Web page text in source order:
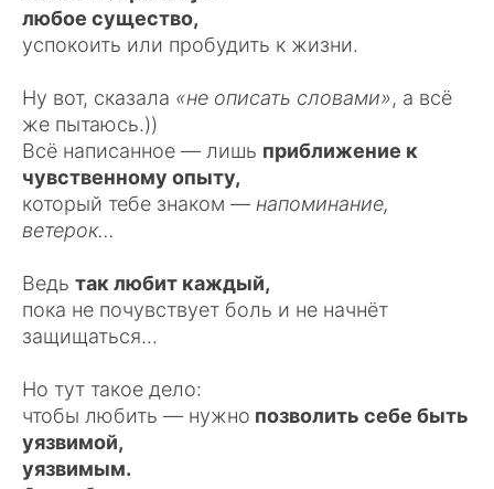
любое существо,
успокоить или пробудить к жизни.
Ну вот, сказала «не описать словами», а всё
же пытаюсь.))
Всё написанное — лишь приближение к
чувственному опыту,
который тебе знаком — напоминание,
ветерок…
Ведь так любит каждый,
пока не почувствует боль и не начнёт
защищаться...
Но тут такое дело:
чтобы любить — нужно позволить себе быть
уязвимой,
уязвимым.